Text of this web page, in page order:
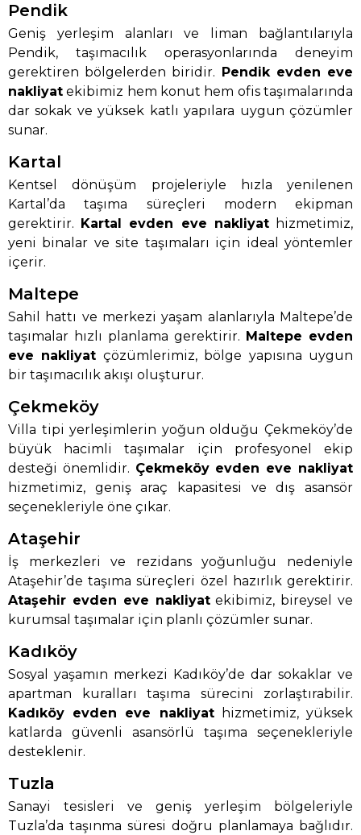
Pendik
Geniş yerleşim alanları ve liman bağlantılarıyla
Pendik, taşımacılık operasyonlarında deneyim
gerektiren bölgelerden biridir.
Pendik evden eve
nakliyat ekibimiz hem konut hem ofis taşımalarında
dar sokak ve yüksek katlı yapılara uygun çözümler
sunar.
Kartal
Kentsel dönüşüm projeleriyle hızla yenilenen
Kartal’da taşıma süreçleri modern ekipman
gerektirir.
Kartal evden eve nakliyathizmetimiz,
yeni binalar ve site taşımaları için ideal yöntemler
içerir.
Maltepe
Sahil hattı ve merkezi yaşam alanlarıyla Maltepe’de
taşımalar hızlı planlama gerektirir. Maltepe evden
eve nakliyat çözümlerimiz, bölge yapısına uygun
bir taşımacılık akışı oluşturur.
Çekmeköy
Villa tipi yerleşimlerin yoğun olduğu Çekmeköy’de
büyük hacimli taşımalar için profesyonel ekip
desteği önemlidir. Çekmeköy evden eve nakliyat
hizmetimiz, geniş araç kapasitesi ve dış asansör
seçenekleriyle öne çıkar.
Ataşehir
İş merkezleri ve rezidans yoğunluğu nedeniyle
Ataşehir’de taşıma süreçleri özel hazırlık gerektirir.
Ataşehir evden eve nakliyatekibimiz, bireysel ve
kurumsal taşımalar için planlı çözümler sunar.
Kadıköy
Sosyal yaşamın merkezi Kadıköy’de dar sokaklar ve
apartman kuralları taşıma sürecini zorlaştırabilir.
Kadıköy evden eve nakliyathizmetimiz, yüksek
katlarda güvenli asansörlü taşıma seçenekleriyle
desteklenir.
Tuzla
Sanayi tesisleri ve geniş yerleşim bölgeleriyle
Tuzla’da taşınma süresi doğru planlamaya bağlıdır.